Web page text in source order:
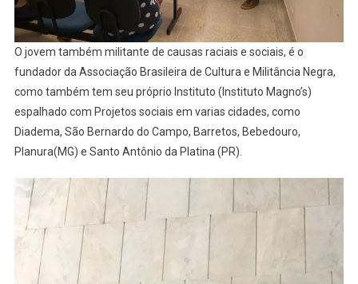
O jovem também militante de causas raciais e sociais, é o
fundador da Associação Brasileira de Cultura e Militância Negra,
como também tem seu próprio Instituto (Instituto Magno’s)
espalhado com Projetos sociais em varias cidades, como
Diadema, São Bernardo do Campo, Barretos, Bebedouro,
Planura(MG) e Santo Antônio da Platina (PR).